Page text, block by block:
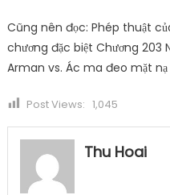
Cũng nên đọc: Phép thuật
chương đặc biệt Chương
Arman vs. Ác ma đeo mặt nạ
Post Views: 1,045
Thu Hoai